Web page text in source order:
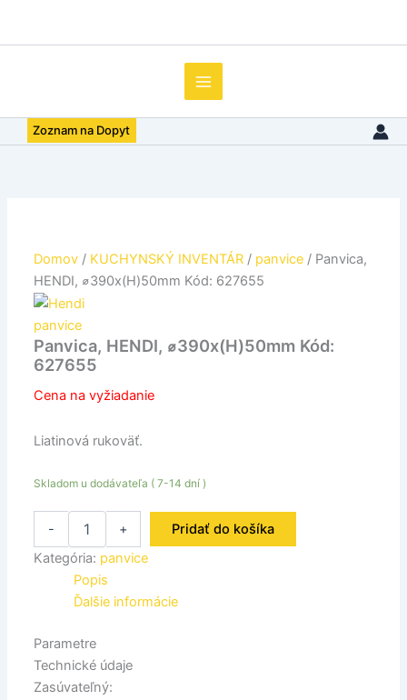
Zoznam na Dopyt
Domov / KUCHYNSKÝ INVENTÁR / panvice / Panvica,
HENDI, ⌀390x(H)50mm Kód: 627655
panvice
Panvica, HENDI, ⌀390x(H)50mm Kód:
627655
Cena na vyžiadanie
Liatinová rukoväť.
Skladom u dodávateľa ( 7-14 dní )
-
HENDI,
+
Pridať do košíka
Kategória: panvice
Popis
Ďalšie informácie
Parametre
Technické údaje
Zasúvateľný: